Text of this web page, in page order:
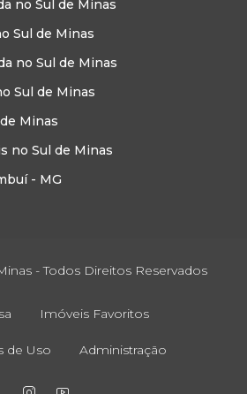
no Sul de Minas
Sul de Minas
no Sul de Minas
Sul de Minas
Minas
no Sul de Minas
- MG
- Todos Direitos Reservados
Imóveis Favoritos
de Uso Administração